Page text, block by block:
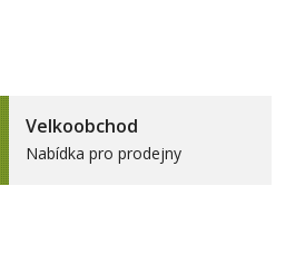
Velkoobchod
Nabídka pro prodejny